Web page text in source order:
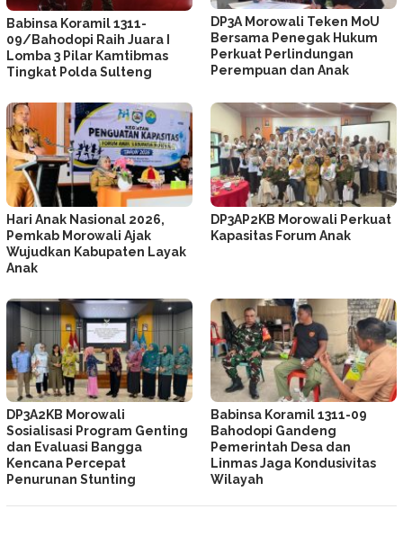
Babinsa Koramil 1311-
09/Bahodopi Raih Juara I
Lomba 3 Pilar Kamtibmas
Tingkat Polda Sulteng
DP3A Morowali Teken MoU
Bersama Penegak Hukum
Perkuat Perlindungan
Perempuan dan Anak
Hari Anak Nasional 2026,
Pemkab Morowali Ajak
Wujudkan Kabupaten Layak
Anak
DP3AP2KB Morowali Perkuat
Kapasitas Forum Anak
DP3A2KB Morowali
Sosialisasi Program Genting
dan Evaluasi Bangga
Kencana Percepat
Penurunan Stunting
Babinsa Koramil 1311-09
Bahodopi Gandeng
Pemerintah Desa dan
Linmas Jaga Kondusivitas
Wilayah